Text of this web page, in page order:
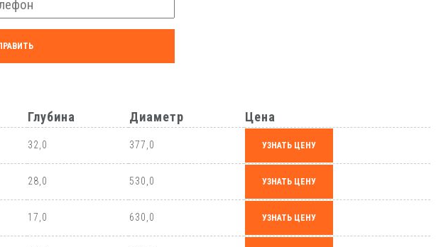
Глубина Диаметр Цена
32,0 377,0 УЗНАТЬ ЦЕНУ
28,0 530,0 УЗНАТЬ ЦЕНУ
17,0 630,0 УЗНАТЬ ЦЕНУ